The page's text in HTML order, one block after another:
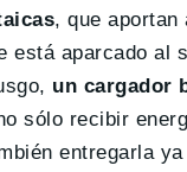
, que aportan
está aparcado al
un cargador
sólo recibir
entregarla